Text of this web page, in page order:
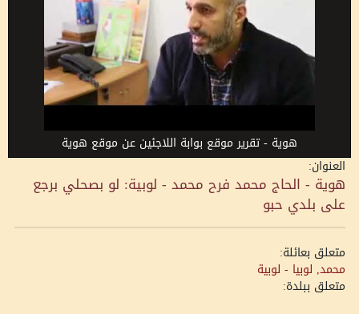
هوية - تقرير موقع بوابة اللاجئين عن موقع هوية
العنوان:
هوية - الحاج محمد فرح محمد - لوبية: لو بصحلي برجع
على بلدي حبو
متعلق بعائلة:
محمد, لوبيا - لوبية
متعلق ببلدة: